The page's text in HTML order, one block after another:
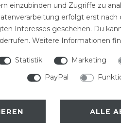
Keine Sattelseife für die
empfiehlt DeNiro das
mit einem Stiefelknecht,
einzubinden und Zugriffe zu
erfolgt erst
Interesses geschehen. Du
Weitere Informationen
Statistik Marketing
PayPal
ALLE